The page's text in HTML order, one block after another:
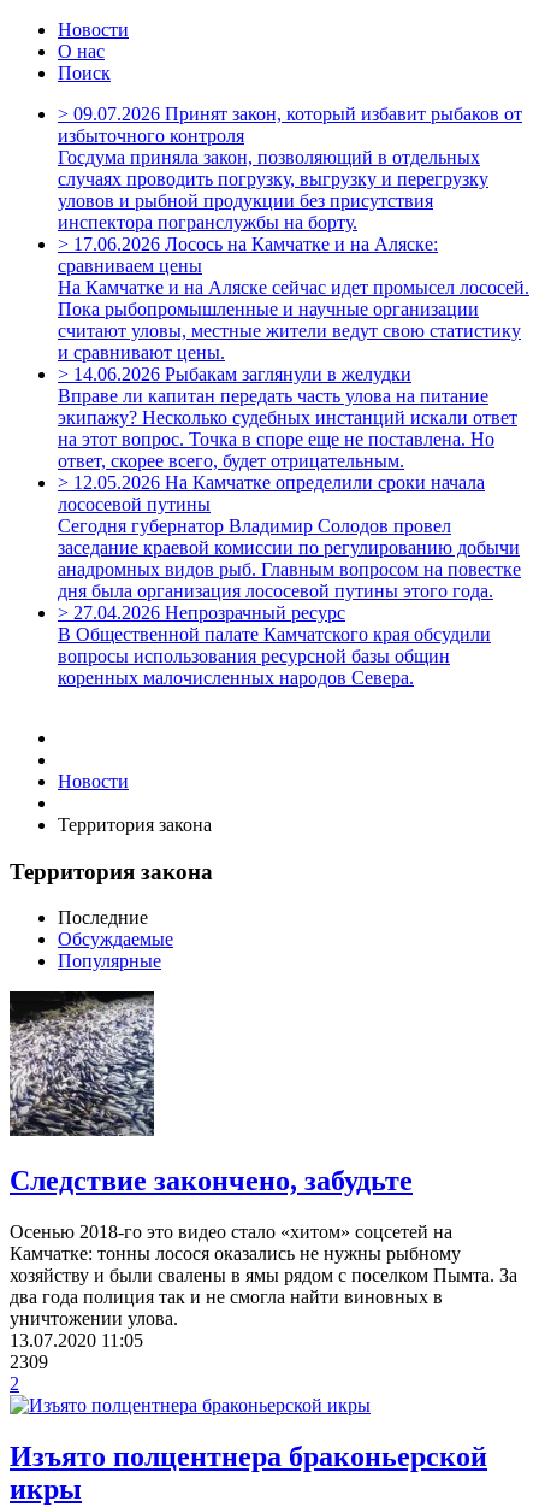
Новости
О нас
Поиск
> 09.07.2026 Принят закон, который избавит рыбаков от
избыточного контроля
Госдума приняла закон, позволяющий в отдельных
случаях проводить погрузку, выгрузку и перегрузку
уловов и рыбной продукции без присутствия
инспектора погранслужбы на борту.
> 17.06.2026 Лосось на Камчатке и на Аляске:
сравниваем цены
На Камчатке и на Аляске сейчас идет промысел лососей.
Пока рыбопромышленные и научные организации
считают уловы, местные жители ведут свою статистику
и сравнивают цены.
> 14.06.2026 Рыбакам заглянули в желудки
Вправе ли капитан передать часть улова на питание
экипажу? Несколько судебных инстанций искали ответ
на этот вопрос. Точка в споре еще не поставлена. Но
ответ, скорее всего, будет отрицательным.
> 12.05.2026 На Камчатке определили сроки начала
лососевой путины
Сегодня губернатор Владимир Солодов провел
заседание краевой комиссии по регулированию добычи
анадромных видов рыб. Главным вопросом на повестке
дня была организация лососевой путины этого года.
> 27.04.2026 Непрозрачный ресурс
В Общественной палате Камчатского края обсудили
вопросы использования ресурсной базы общин
коренных малочисленных народов Севера.
Новости
Территория закона
Территория закона
Последние
Обсуждаемые
Популярные
Следствие закончено, забудьте
Осенью 2018-го это видео стало «хитом» соцсетей на
Камчатке: тонны лосося оказались не нужны рыбному
хозяйству и были свалены в ямы рядом с поселком Пымта. За
два года полиция так и не смогла найти виновных в
уничтожении улова.
13.07.2020 11:05
2309
2
Изъято полцентнера браконьерской
икры